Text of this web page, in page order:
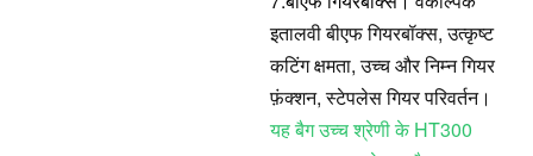
इतालवी बीएफ गियरबॉक्स, उत्कृष्ट
कटिंग क्षमता, उच्च और निम्न गियर
फ़ंक्शन, स्टेपलेस गियर परिवर्तन।
यह बैग उच्च श्रेणी के HT300